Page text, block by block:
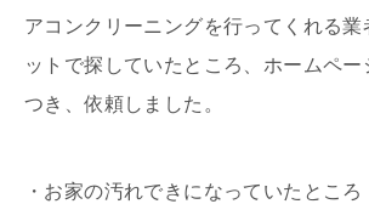
アコンクリーニングを行ってくれる業
ットで探していたところ、ホームペー
つき、依頼しました。
・お家の汚れできになっていたところ